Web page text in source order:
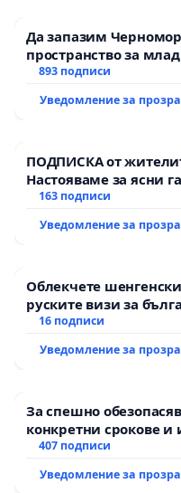
Да запазим
пространство за
893 подписи
Уведомление за
ПОДПИСКА от
Настояваме за ясни
АД и от държавата,
163 подписи
Уведомление за
Облекчете
руските визи за
16 подписи
Уведомление за
За спешно
конкретни срокове
рехабилитация на
Мирово - к.к. Момин
407 подписи
Уведомление за